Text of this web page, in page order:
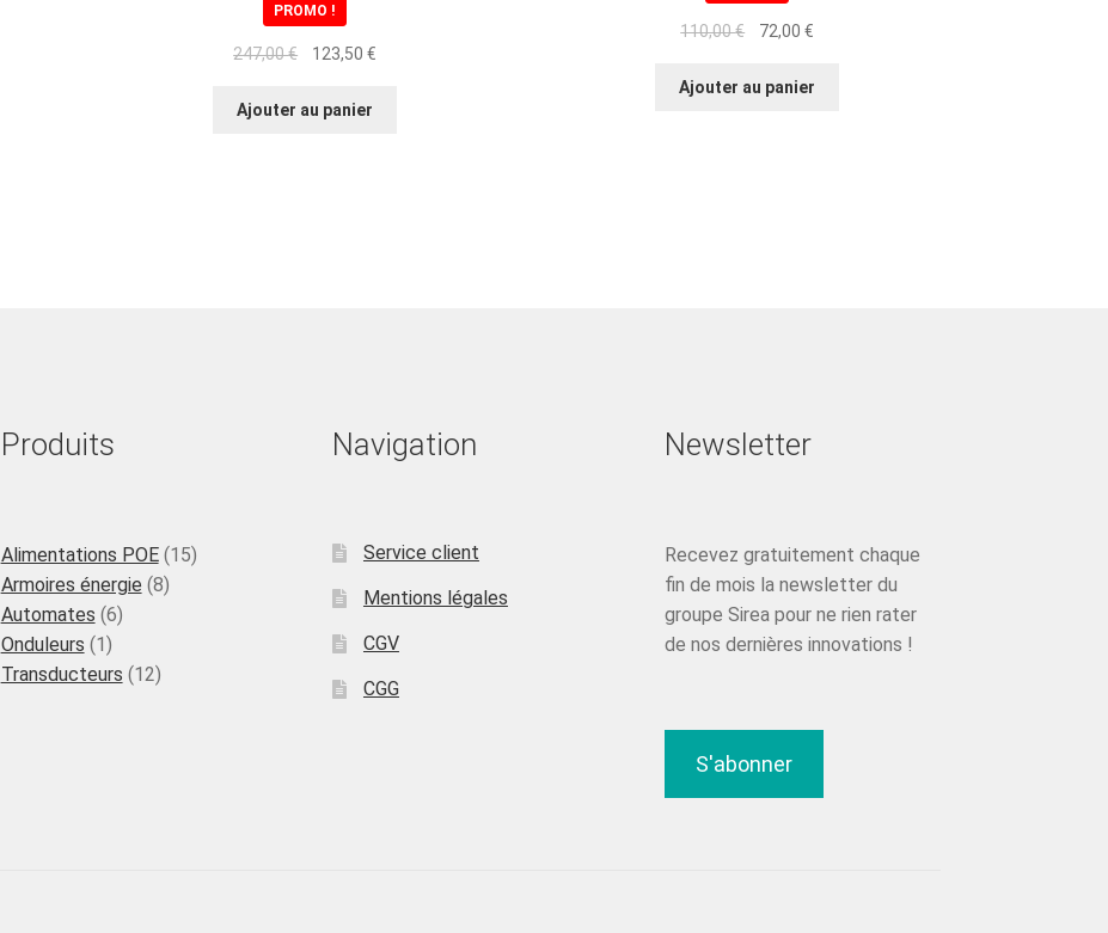
PROMO !
247,00€
Le
initial
123,50 €Le
Ajouter au panier
110,00€
Le
initial
72,00 €Le
actuel
Ajouter au panier
Produits
Alimentations POE 1515
Armoires énergie 88
Automates 66
Onduleurs 11
produit
Transducteurs 1212
Navigation
Service client
Mentions légales
CGV
CGG
Newsletter
Recevez gratuitement chaque
fin de mois la newsletter du
groupe Sirea pour ne rien rater
de nos dernières innovations !
S'abonner